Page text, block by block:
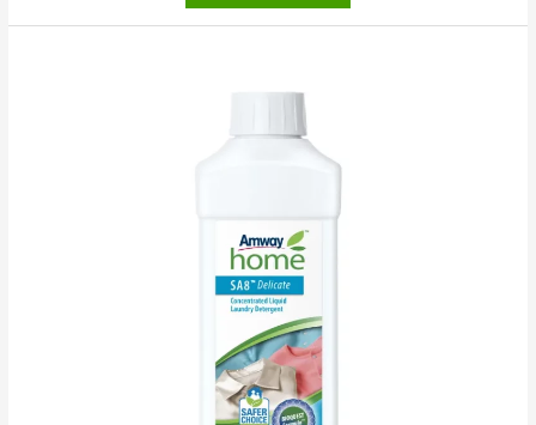
Home™
Cleaner